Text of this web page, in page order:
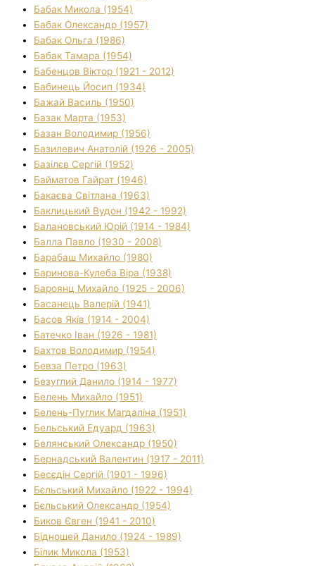
Бабак Микола (1954)
Бабак Олександр (1957)
Бабак Ольга (1986)
Бабак Тамара (1954)
Бабенцов Віктор (1921 - 2012)
Бабинець Йосип (1934)
Бажай Василь (1950)
Базак Марта (1953)
Базан Володимир (1956)
Базилевич Анатолій (1926 - 2005)
Базілєв Сергій (1952)
Байматов Гайрат (1946)
Бакаєва Світлана (1963)
Баклицький Вудон (1942 - 1992)
Балановський Юрій (1914 - 1984)
Балла Павло (1930 - 2008)
Барабаш Михайло (1980)
Баринова-Кулеба Віра (1938)
Бароянц Михайло (1925 - 2006)
Басанець Валерій (1941)
Басов Яків (1914 - 2004)
Батечко Іван (1926 - 1981)
Бахтов Володимир (1954)
Бевза Петро (1963)
Безуглий Данило (1914 - 1977)
Белень Михайло (1951)
Белень-Пуглик Магдаліна (1951)
Бельський Едуард (1963)
Белянський Олександр (1950)
Бернадський Валентин (1917 - 2011)
Бесєдін Сергій (1901 - 1996)
Бєльський Михайло (1922 - 1994)
Бєльський Олександр (1954)
Биков Євген (1941 - 2010)
Бідношей Данило (1924 - 1989)
Білик Микола (1953)